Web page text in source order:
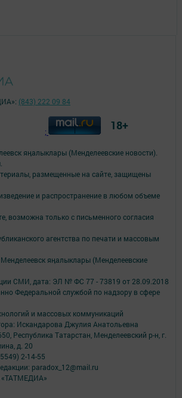
яӊалыклары (Менделеевские новости).
размещенные на сайте, защищены
и распространение в любом объеме
возможна только с письменного согласия
агентства по печати и массовым
яӊалыклары (Менделеевские
СМИ, дата: ЭЛ № ФС 77 - 73819 от 28.09.2018
Федеральной службой по надзору в сфере
и массовых коммуникаций
Искандарова Джулия Анатольевна
Республика Татарстан, Менделеевский р-н, г.
д. 20
2-14-55
paradox_12@mail.ru
«ТАТМЕДИА»
(843) 222 09 84
; 18+